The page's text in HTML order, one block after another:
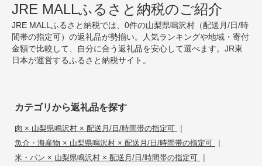
JRE MALLふるさと納税のご紹介
JRE MALLふるさと納税では、0件の山梨県鳴沢村（配送月/日/時
間帯の指定可）の返礼品が勢揃い。人気ランキングや地域・寄付
金額で比較して、自分に合う返礼品を安心して選べます。JR東
日本が運営するふるさと納税サイト。
カテゴリから返礼品を探す
肉 × 山梨県鳴沢村 × 配送月/日/時間帯の指定可 |
魚介・海産物 × 山梨県鳴沢村 × 配送月/日/時間帯の指定可 |
米・パン × 山梨県鳴沢村 × 配送月/日/時間帯の指定可 |